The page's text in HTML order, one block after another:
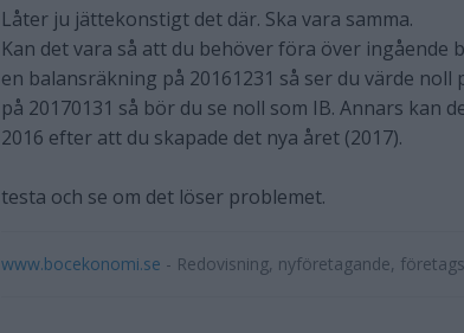
Låter ju jättekonstigt det där. Ska vara samma.
Kan det vara så att du behöver föra över ingående
en balansräkning på 20161231 så ser du värde
på 20170131 så bör du se noll som IB. Annars kan
2016 efter att du skapade det nya året (2017).
testa och se om det löser problemet.
www.bocekonomi.se - Redovisning, nyföretagande,